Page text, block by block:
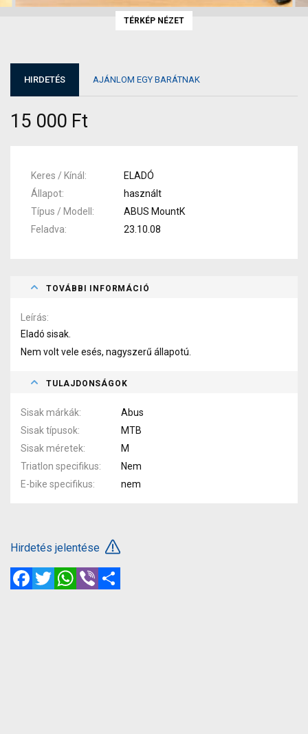
TÉRKÉP NÉZET
HIRDETÉS AJÁNLOM EGY BARÁTNAK
15 000 Ft
Keres / Kínál
ELADÓ
Állapot
használt
Típus / Modell
ABUS MountK
Feladva
23.10.08
TOVÁBBI INFORMÁCIÓ
Leírás
Eladó sisak.
Nem volt vele esés, nagyszerű állapotú.
TULAJDONSÁGOK
Sisak márkák
Abus
Sisak típusok
MTB
Sisak méretek
M
Triatlon specifikus
Nem
E-bike specifikus
nem
Hirdetés jelentése
FacebookTwitterWhatsApp
Viber